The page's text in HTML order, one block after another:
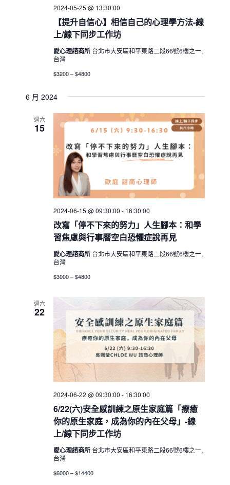
【提升自信心】相信自己的心理學方法-線
上/線下同步工作坊
2024-05-25 @ 13:30:00
愛心理諮商所 台北市大安區和平東路二段66號6樓之一,
台灣
$3200 – $4800
6 月 2024
週六
15
改寫「停不下來的努力」人生腳本：和學
習焦慮與行事曆空白恐懼症說再見
2024-06-15 @ 09:30:00 - 16:30:00
愛心理諮商所 台北市大安區和平東路二段66號6樓之一,
台灣
$3000 – $4800
週六
22
6/22(六)安全感訓練之原生家庭篇「療癒
你的原生家庭，成為你的內在父母」-線
上/線下同步工作坊
2024-06-22 @ 09:30:00 - 16:30:00
愛心理諮商所 台北市大安區和平東路二段66號6樓之一,
台灣
$6000 – $14400